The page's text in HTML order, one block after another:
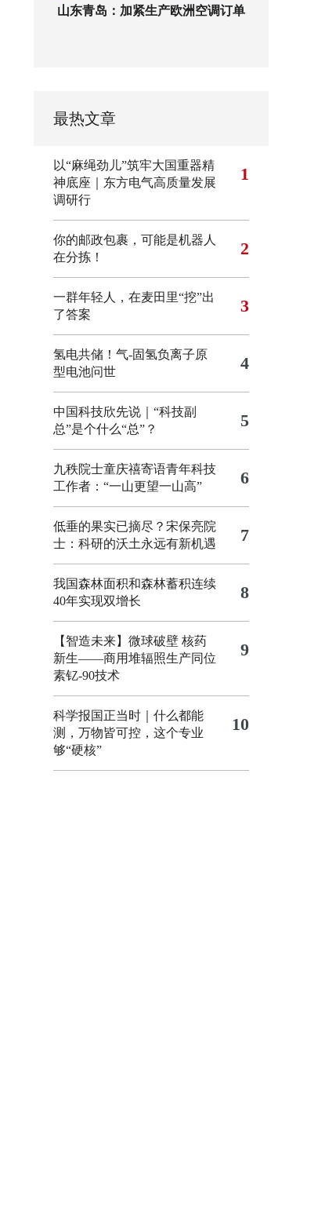
山东青岛：加紧生产欧洲空调订单
最热文章
以“麻绳劲儿”筑牢大国重器精
神底座｜东方电气高质量发展
调研行
1
你的邮政包裹，可能是机器人
在分拣！
2
一群年轻人，在麦田里“挖”出
了答案
3
氢电共储！气-固氢负离子原
型电池问世
4
中国科技欣先说｜“科技副
总”是个什么“总”？
5
九秩院士童庆禧寄语青年科技
工作者：“一山更望一山高”
6
低垂的果实已摘尽？宋保亮院
士：科研的沃土永远有新机遇
7
我国森林面积和森林蓄积连续
40年实现双增长
8
【智造未来】微球破壁 核药
新生——商用堆辐照生产同位
素钇-90技术
9
科学报国正当时｜什么都能
测，万物皆可控，这个专业
够“硬核”
10